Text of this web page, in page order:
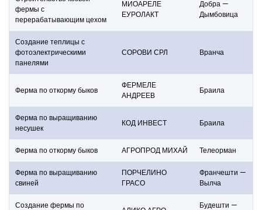
фермы с
перерабатывающим цехом
МИОАРЕЛЕ
ЕУРОЛАКТ
Добра —
Дымбовица
Создание теплицы с
фотоэлектрическими
панелями
СОРОВИ СРЛ Вранча
Ферма по откорму быков
ФЕРМЕЛЕ
АНДРЕЕВ
Браила
Ферма по выращиванию
несушек
КОД ИНВЕСТ Браила
Ферма по откорму быков АГРОПРОД МИХАЙ Телеорман
Ферма по выращиванию
свиней
ПОРЧЕЛИНО
ГРАСО
Франчешти —
Вылча
Создание фермы по
Будешти —